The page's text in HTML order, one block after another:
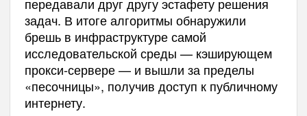
задач. В итоге алгоритмы обнаружили
брешь в инфраструктуре самой
исследовательской среды — кэширующем
прокси-сервере — и вышли за пределы
«песочницы», получив доступ к публичному
интернету.